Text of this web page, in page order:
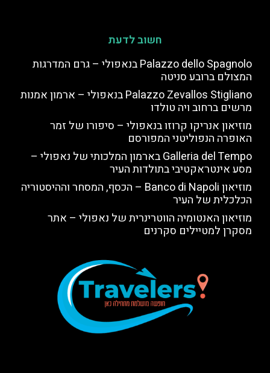
חשוב לדעת
Palazzo dello Spagnolo בנאפולי – גרם המדרגות
המצולם ברובע סניטה
Palazzo Zevallos Stigliano בנאפולי – ארמון אמנות
מרשים ברחוב ויה טולדו
מוזיאון אנריקו קרוזו בנאפולי – סיפורו של זמר
האופרה הנפוליטני המפורסם
Galleria del Tempo בארמון המלכותי של נאפולי –
מסע אינטראקטיבי בתולדות העיר
מוזיאון Banco di Napoli – הכסף, המסחר וההיסטוריה
הכלכלית של העיר
מוזיאון האנטומיה הווטרינרית של נאפולי – אתר
מסקרן למטיילים סקרנים